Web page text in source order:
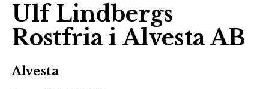
Ulf Lindbergs
Rostfria i Alvesta AB
Alvesta